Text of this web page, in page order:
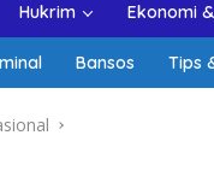
Hukrim Ekonomi
Bansos Tips